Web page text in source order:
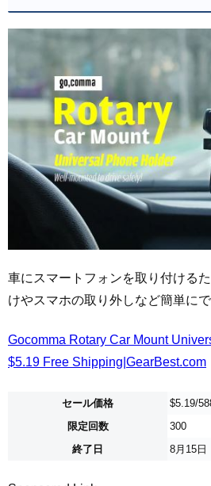
車にスマートフォンを取り付ける
けやスマホの取り外しなど簡単にで
Gocomma Rotary Car Mount
$5.19 Free Shipping|GearBest.com
セール価格
$5.19/
限定回数
300
終了日
8月15日